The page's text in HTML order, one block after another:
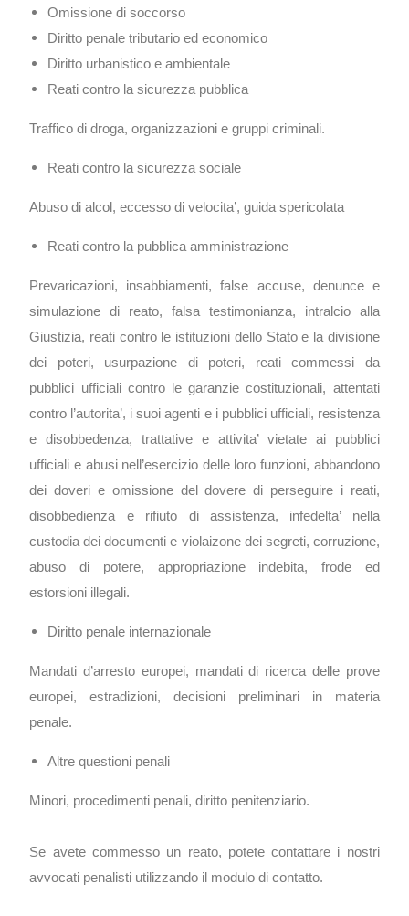
Omissione di soccorso
Diritto penale tributario ed economico
Diritto urbanistico e ambientale
Reati contro la sicurezza pubblica
Traffico di droga, organizzazioni e gruppi criminali.
Reati contro la sicurezza sociale
Abuso di alcol, eccesso di velocita’, guida spericolata
Reati contro la pubblica amministrazione
Prevaricazioni, insabbiamenti, false accuse, denunce e
simulazione di reato, falsa testimonianza, intralcio alla
Giustizia, reati contro le istituzioni dello Stato e la divisione
dei poteri, usurpazione di poteri, reati commessi da
pubblici ufficiali contro le garanzie costituzionali, attentati
contro l’autorita’, i suoi agenti e i pubblici ufficiali, resistenza
e disobbedenza, trattative e attivita’ vietate ai pubblici
ufficiali e abusi nell’esercizio delle loro funzioni, abbandono
dei doveri e omissione del dovere di perseguire i reati,
disobbedienza e rifiuto di assistenza, infedelta’ nella
custodia dei documenti e violaizone dei segreti, corruzione,
abuso di potere, appropriazione indebita, frode ed
estorsioni illegali.
Diritto penale internazionale
Mandati d’arresto europei, mandati di ricerca delle prove
europei, estradizioni, decisioni preliminari in materia
penale.
Altre questioni penali
Minori, procedimenti penali, diritto penitenziario.
Se avete commesso un reato, potete contattare i nostri
avvocati penalisti utilizzando il modulo di contatto.